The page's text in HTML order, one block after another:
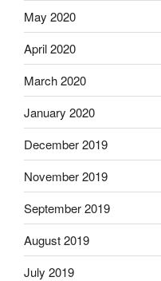
May 2020
April 2020
March 2020
January 2020
December 2019
November 2019
September 2019
August 2019
July 2019